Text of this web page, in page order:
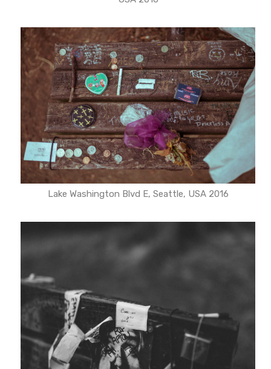
Lake Washington Blvd E, Seattle, USA 2016